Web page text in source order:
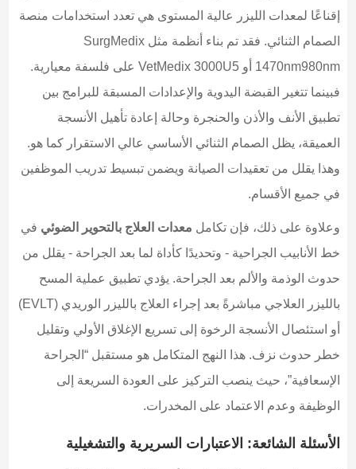
إقناعًا لمعدات الليزر عالية المستوى هي تعدد استخدامات منصة
الصمام الثنائي. فقد تم بناء أنظمة مثل SurgMedix
1470nm980nm أو VetMedix 3000U5 على فلسفة معيارية.
فبينما تتغير القبضة اليدوية والإعدادات المسبقة للبرامج بين
تطبيق الأنف والأذن والحنجرة وحالة إعادة تأهيل الأنسجة
العميقة، يظل الصمام الثنائي الأساسي عالي الاستقرار كما هو.
وهذا يقلل من تعقيدات الصيانة ويضمن تبسيط تدريب الموظفين
في جميع الأقسام.
وعلاوة على ذلك، فإن تكامل معدات العلاج بالتحوير الضوئي في
خط الأنابيب الجراحية - وتحديدًا كأداة لما بعد الجراحة - يقلل من
حدوث الوذمة والألم بعد الجراحة. يؤدي تطبيق عملية المسح
بالليزر العلاجي مباشرةً بعد إجراء العلاج بالليزر الوريدي (EVLT)
أو استئصال الأنسجة الرخوة إلى تسريع الإغلاق الأولي وتقليل
خطر حدوث نزف. هذا النهج المتكامل هو مستقبل “الجراحة
الإسعافية”، حيث ينصب التركيز على العودة السريعة إلى
الوظيفة وعدم الاعتماد على المخدرات.
الأسئلة الشائعة: الاعتبارات السريرية والتشغيلية